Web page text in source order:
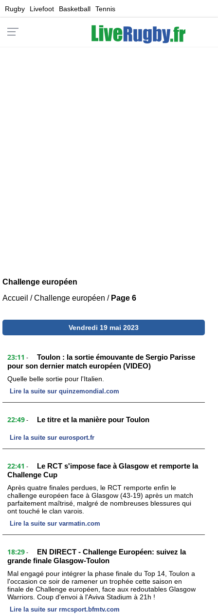
Rugby Livefoot Basketball Tennis
Challenge européen
Accueil /Challenge européen / Page 6
Vendredi 19 mai 2023
23:11 -
Toulon : la sortie émouvante de Sergio Parisse
pour son dernier match européen (VIDEO)
Quelle belle sortie pour l'Italien.
Lire la suite sur quinzemondial.com
22:49 - Le titre et la manière pour Toulon
Lire la suite sur eurosport.fr
22:41 -
Le RCT s'impose face à Glasgow et remporte la
Challenge Cup
Après quatre finales perdues, le RCT remporte enfin le
challenge européen face à Glasgow (43-19) après un match
parfaitement maîtrisé, malgré de nombreuses blessures qui
ont touché le clan varois.
Lire la suite sur varmatin.com
18:29 -
EN DIRECT - Challenge Européen: suivez la
grande finale Glasgow-Toulon
Mal engagé pour intégrer la phase finale du Top 14, Toulon a
l'occasion ce soir de ramener un trophée cette saison en
finale de Challenge européen, face aux redoutables Glasgow
Warriors. Coup d'envoi à l'Aviva Stadium à 21h !
Lire la suite sur rmcsport.bfmtv.com